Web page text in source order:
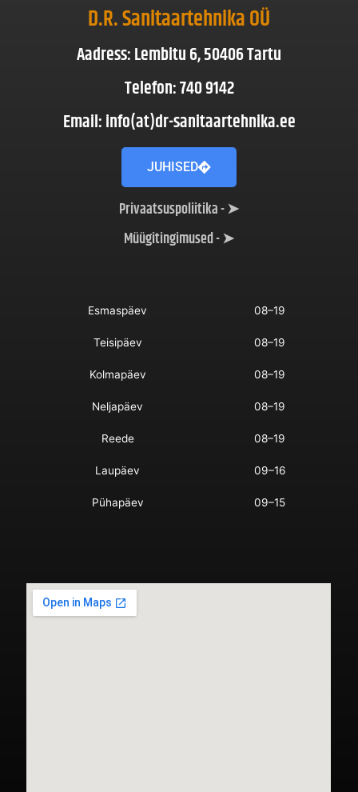
D.R. Sanitaartehnika OÜ
Aadress: Lembitu 6, 50406 Tartu
Telefon: 740 9142
Email: info(at)dr-sanitaartehnika.ee
JUHISED
Privaatsuspoliitika - ➤
Müügitingimused - ➤
Esmaspäev 08–19
Teisipäev 08–19
Kolmapäev 08–19
Neljapäev 08–19
Reede 08–19
Laupäev 09–16
Pühapäev 09–15